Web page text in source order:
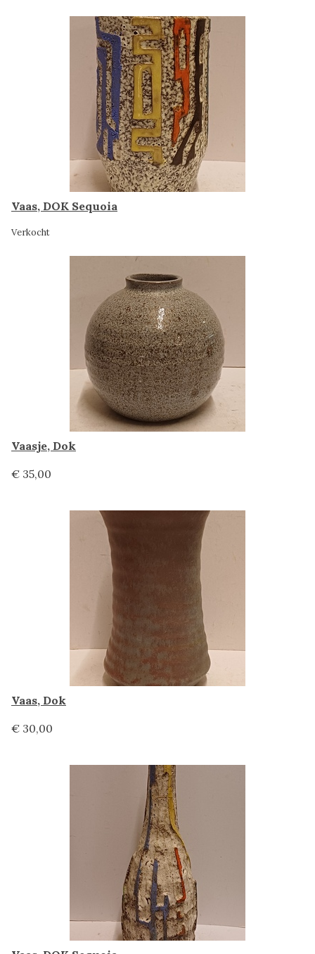
Vaas, DOK Sequoia
Verkocht
Vaasje, Dok
€ 35,00
Vaas, Dok
€ 30,00